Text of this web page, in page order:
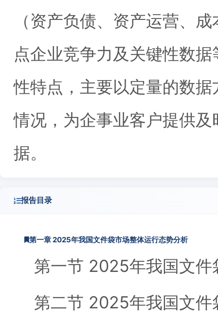
（资产负债、资产运营、
点企业竞争力及关键性数
性特点，主要以定量的数
情况，为企事业客户提供
据。
报告目录
第一章 2025年我国文件袋市场整体运行态势分析
第一节 2025年我国文件
第二节 2025年我国文件